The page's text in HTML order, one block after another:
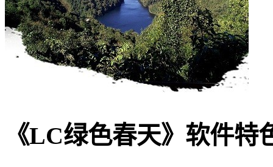
《LC绿色春天》软件特